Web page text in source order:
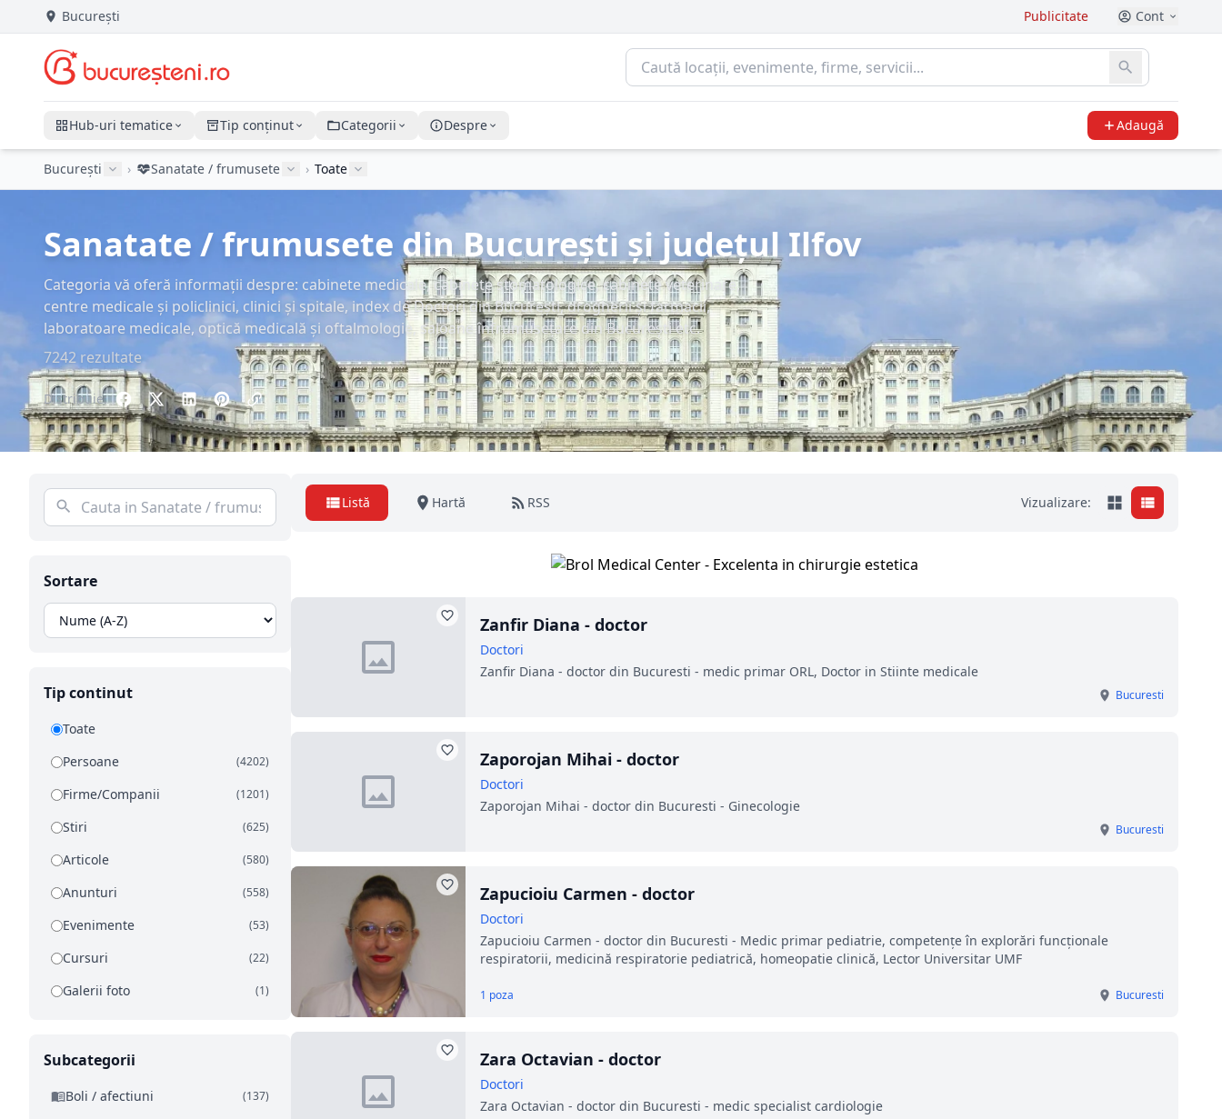
București Publicitate Cont
Hub-uri tematice Tip conținut Categorii Despre Adaugă
București › Sanatate / frumusete › Toate
Sanatate / frumusete din București și județul Ilfov
Categoria vă oferă informații despre: cabinete medicale, cabinete stomatologice, cabinete veterinare,
centre medicale și policlinici, clinici și spitale, index de Doctori din București, drogherii și farmacii,
laboratoare medicale, optică medicală și oftalmologie, saloane înfrumusețare din București etc.
7242 rezultate
Distribuie:
Sortare
Tip continut
Toate
Persoane
(4202)
Firme/Companii (1201)
Stiri (625)
Articole (580)
Anunturi (558)
Evenimente (53)
Cursuri (22)
Galerii foto (1)
Subcategorii
Boli / afectiuni (137)
Listă Hartă RSS Vizualizare:
Zanfir Diana - doctor
Doctori
Zanfir Diana - doctor din Bucuresti - medic primar ORL, Doctor in Stiinte medicale
Bucuresti
Zaporojan Mihai - doctor
Doctori
Zaporojan Mihai - doctor din Bucuresti - Ginecologie
Bucuresti
Zapucioiu Carmen - doctor
Doctori
Zapucioiu Carmen - doctor din Bucuresti - Medic primar pediatrie, competențe în explorări funcționale
respiratorii, medicină respiratorie pediatrică, homeopatie clinică, Lector Universitar UMF
1 poza Bucuresti
Zara Octavian - doctor
Doctori
Zara Octavian - doctor din Bucuresti - medic specialist cardiologie